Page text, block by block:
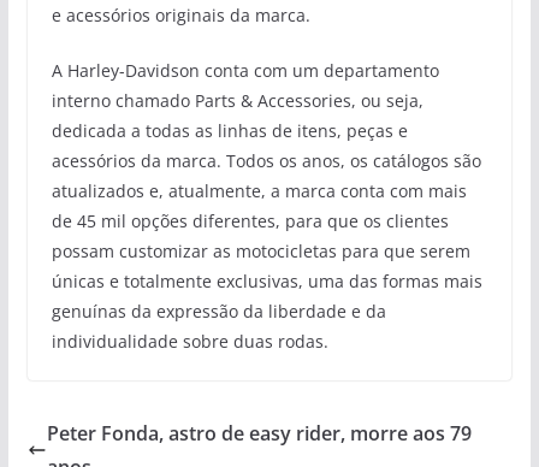
e acessórios originais da marca.
A Harley-Davidson conta com um departamento
interno chamado Parts & Accessories, ou seja,
dedicada a todas as linhas de itens, peças e
acessórios da marca. Todos os anos, os catálogos são
atualizados e, atualmente, a marca conta com mais
de 45 mil opções diferentes, para que os clientes
possam customizar as motocicletas para que serem
únicas e totalmente exclusivas, uma das formas mais
genuínas da expressão da liberdade e da
individualidade sobre duas rodas.
Peter Fonda, astro de easy rider, morre aos 79